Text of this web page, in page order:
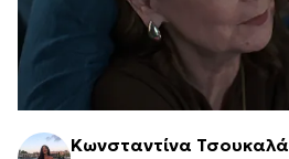
Κωνσταντίνα Τσουκαλά